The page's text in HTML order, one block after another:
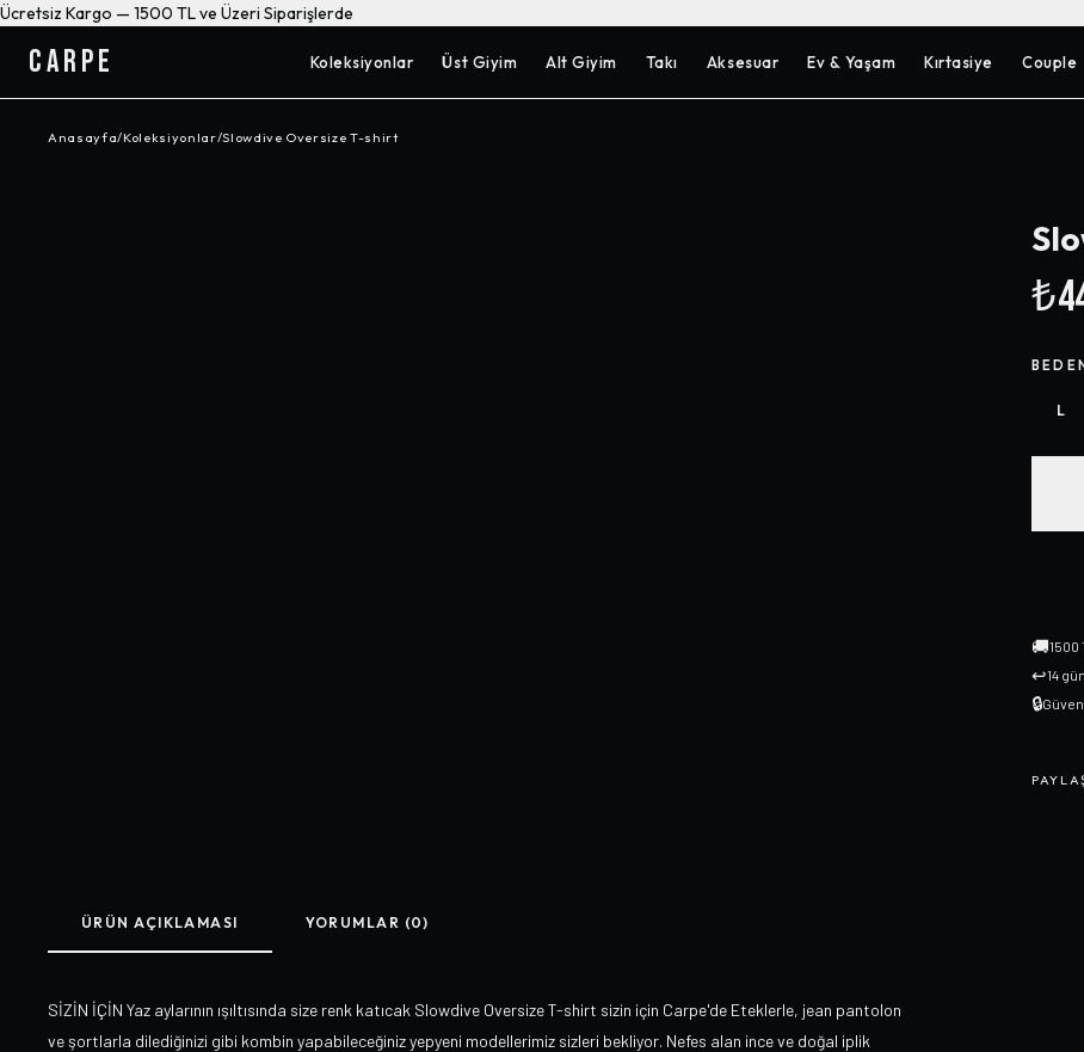
Ücretsiz Kargo — 1500 TL ve Üzeri Siparişlerde
CARPE Koleksiyonlar Üst Giyim Alt Giyim Takı Aksesuar Ev & Yaşam Kırtasiye Couple
Anasayfa/Koleksiyonlar/Slowdive Oversize T-shirt
BEDEN
L
🚚1500
↩14
🔒
ÜRÜN AÇIKLAMASI YORUMLAR (0)
SİZİN İÇİN Yaz aylarının ışıltısında size renk katıcak Slowdive Oversize T-shirt sizin için Carpe'de Eteklerle, jean pantolon
ve şortlarla dilediğinizi gibi kombin yapabileceğiniz yepyeni modellerimiz sizleri bekliyor. Nefes alan ince ve doğal iplik